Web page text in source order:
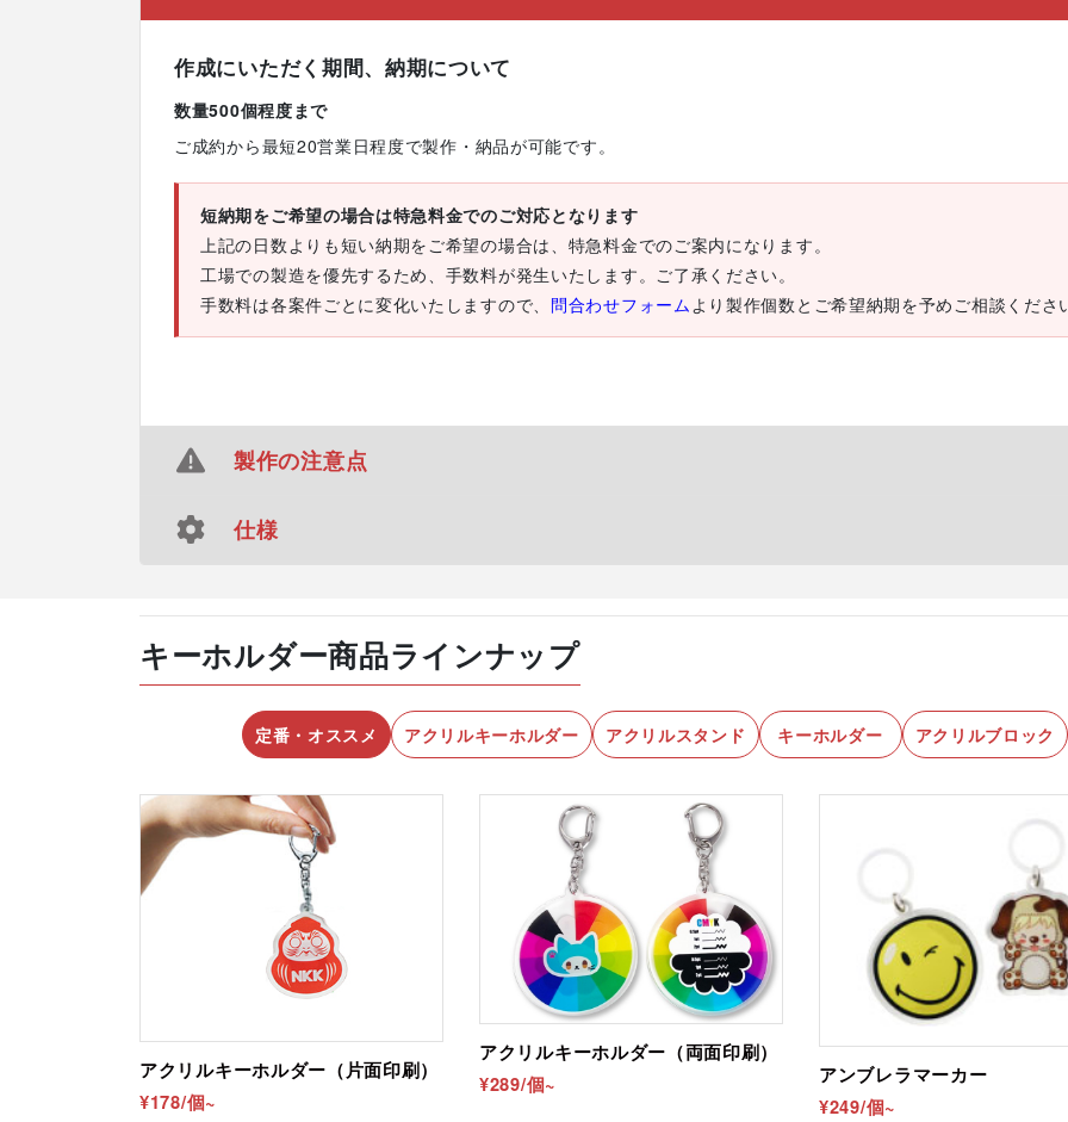
作成にいただく期間、納期について
数量500個程度まで
ご成約から最短20営業日程度で製作・納品が可能です。
短納期をご希望の場合は特急料金でのご対応となります
上記の日数よりも短い納期をご希望の場合は、特急料金でのご案内になります。
工場での製造を優先するため、手数料が発生いたします。ご了承ください。
手数料は各案件ごとに変化いたしますので、 問合わせフォーム より製作個数とご希望納期を予めご相談くださ
製作の注意点
たします。
最小ロットのご案内
1デザインにつき200個からのご注文を承っております。
例：2デザインの場合…各200個・計400個以上のご注文が必要です。
個別包装について
IPP透明袋での個別包装込みの金額となります。
仕様
スエード生地：ポリエステル製
紐：江戸打ち紐 または 人八紐
サイズ
B2サイズ：W515×H728mm
パイプ：直径10mm（※）
※生地部分で隠れるため表側からは見えません
※サイズは縦横入れ替え可能です（有料オプション）
布：0.55mm（テトロンスエード）
パイプ：直径10mm
IPP袋個包装
印刷 昇華転写
キーホルダー商品ラインナップ
定番・オススメ アクリルキーホルダー アクリルスタンド キーホルダー アクリルブロック
アクリルキーホルダー（片面印刷）
¥178/個~
アクリルキーホルダー（両面印刷）
¥289/個~
アンブレラマーカー
¥249/個~